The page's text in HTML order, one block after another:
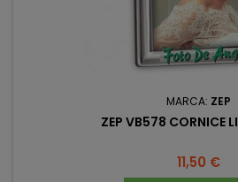
MARCA: ZEP
ZEP VB578 CORNICE
Prezzo
11,50 €